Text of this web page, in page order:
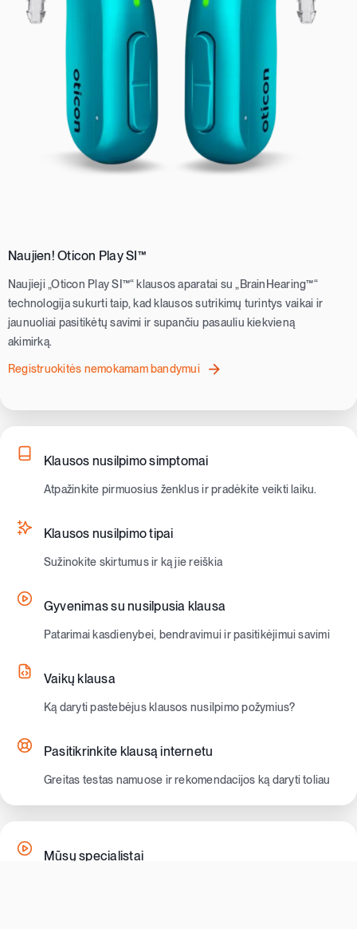
Naujien! Oticon Play SI™
Naujieji „Oticon Play SI™“ klausos aparatai su „BrainHearing™“
technologija sukurti taip, kad klausos sutrikimų turintys vaikai ir
jaunuoliai pasitikėtų savimi ir supančiu pasauliu kiekvieną
akimirką.
Registruokitės nemokamam bandymui
Klausos nusilpimo simptomai
Atpažinkite pirmuosius ženklus ir pradėkite veikti laiku.
Klausos nusilpimo tipai
Sužinokite skirtumus ir ką jie reiškia
Gyvenimas su nusilpusia klausa
Patarimai kasdienybei, bendravimui ir pasitikėjimui savimi
Vaikų klausa
Ką daryti pastebėjus klausos nusilpimo požymius?
Pasitikrinkite klausą internetu
Greitas testas namuose ir rekomendacijos ką daryti toliau
Mūsų specialistai